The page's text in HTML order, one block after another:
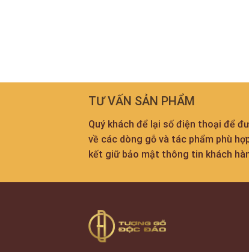
TƯ VẤN SẢN PHẨM
Quý khách để lại số điện thoại để
về các dòng gỗ và tác phẩm phù
kết giữ bảo mật thông tin khách